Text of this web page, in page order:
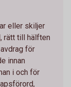
eller skiljer
rätt till hälften
för
innan
i och för